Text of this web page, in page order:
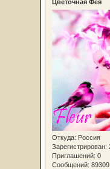
Цветочная Фея
Откуда: Россия
Зарегистрирован:
Приглашений: 0
Сообщений: 89309